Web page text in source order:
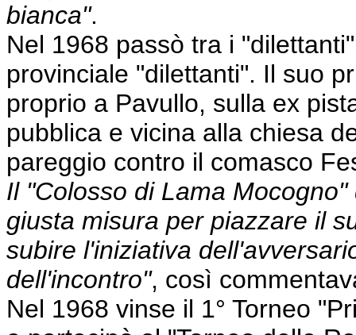
bianca".
Nel 1968 passò tra i
provinciale "dilettanti". Il suo
proprio a Pavullo, sulla ex
pubblica e vicina alla chiesa
pareggio contro il comasco
Il "Colosso di Lama
giusta misura per piazzare il
subire l'iniziativa
dell'incontro", così
Nel 1968 vinse il 1° Torneo